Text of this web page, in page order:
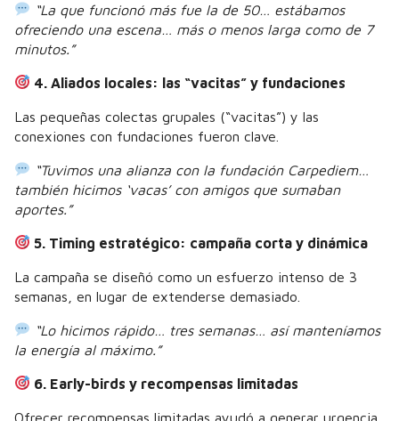
“La que funcionó más fue la de 50… estábamos
ofreciendo una escena… más o menos larga como de 7
minutos.”
4. Aliados locales: las “vacitas” y fundaciones
Las pequeñas colectas grupales (“vacitas”) y las
conexiones con fundaciones fueron clave.
“Tuvimos una alianza con la fundación Carpediem…
también hicimos ‘vacas’ con amigos que sumaban
aportes.”
5. Timing estratégico: campaña corta y dinámica
La campaña se diseñó como un esfuerzo intenso de 3
semanas, en lugar de extenderse demasiado.
“Lo hicimos rápido… tres semanas… así manteníamos
la energía al máximo.”
6. Early-birds y recompensas limitadas
Ofrecer recompensas limitadas ayudó a generar urgencia